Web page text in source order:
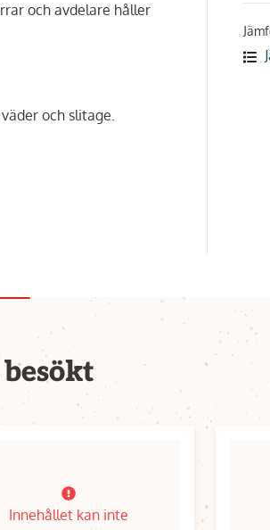
och avdelare håller
och slitage.
Innehållet kan inte